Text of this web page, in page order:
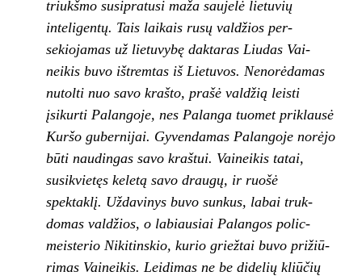
triukšmo susipratusi maža saujelė lie­tuvių
inteligentų. Tais laikais rusų valdžios per­
sekiojamas už lietuvybę daktaras Liudas Vai­
neikis buvo ištremtas iš Lietuvos. Nenorėda­mas
nutolti nuo savo krašto, prašė valdžią leisti
įsikurti Palangoje, nes Palanga tuomet priklau­sė
Kuršo gubernijai. Gyvendamas Palangoje norėjo
būti naudingas savo kraštui. Vaineikis tatai,
susikvietęs keletą savo draugų, ir ruošė
spektaklį. Uždavinys buvo sunkus, labai truk­
domas valdžios, o labiausiai Palangos polic­
meisterio Nikitinskio, kurio griežtai buvo prižiū­
rimas Vaineikis. Leidimas ne be didelių kliūčių